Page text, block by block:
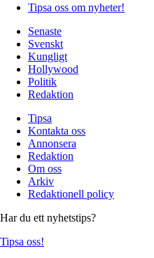
Tipsa oss om nyheter!
Senaste
Svenskt
Kungligt
Hollywood
Politik
Redaktion
Tipsa
Kontakta oss
Annonsera
Redaktion
Om oss
Arkiv
Redaktionell policy
Har du ett nyhetstips?
Tipsa oss!